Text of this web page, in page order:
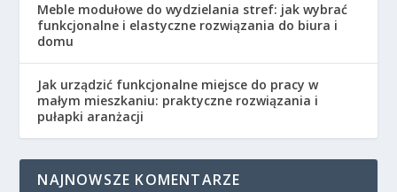
Meble modułowe do wydzielania stref: jak wybrać
funkcjonalne i elastyczne rozwiązania do biura i
domu
Jak urządzić funkcjonalne miejsce do pracy w
małym mieszkaniu: praktyczne rozwiązania i
pułapki aranżacji
NAJNOWSZE KOMENTARZE